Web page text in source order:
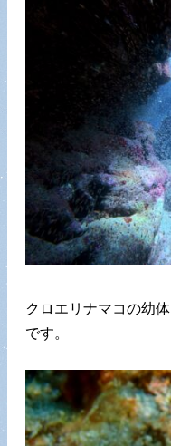
クロエリナマコの幼
です。